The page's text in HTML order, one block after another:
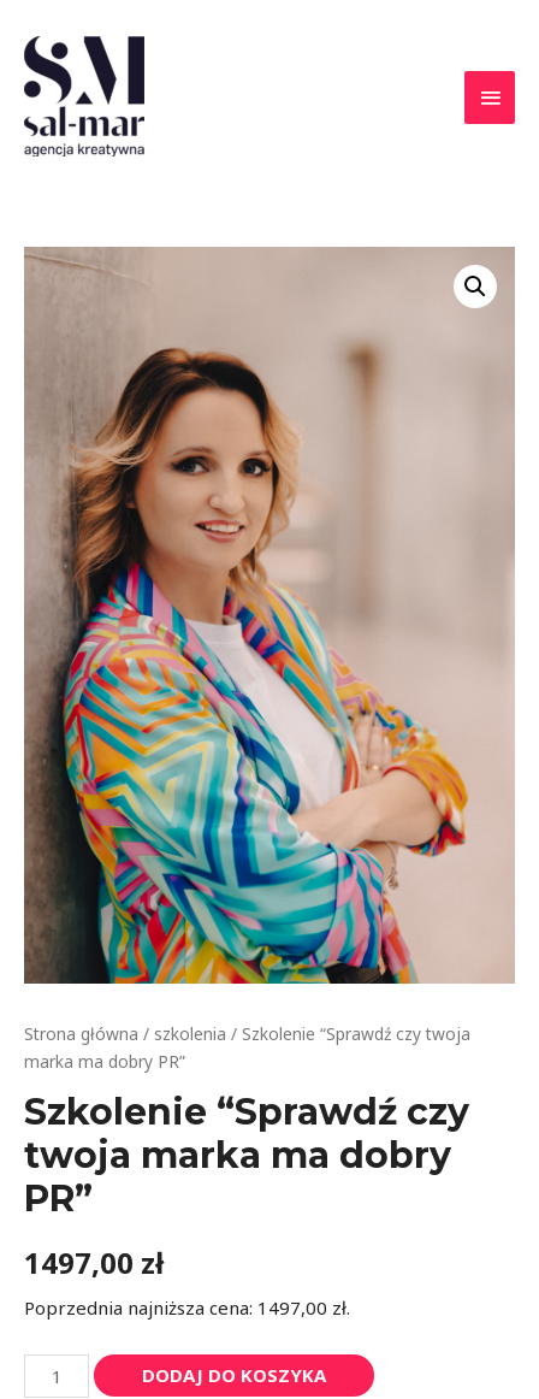
Strona główna / szkolenia / Szkolenie “Sprawdź czy twoja
marka ma dobry PR”
Szkolenie “Sprawdź czy
twoja marka ma dobry
PR”
1497,00 zł
Poprzednia najniższa cena: 1497,00 zł.
DODAJ DO KOSZYKA